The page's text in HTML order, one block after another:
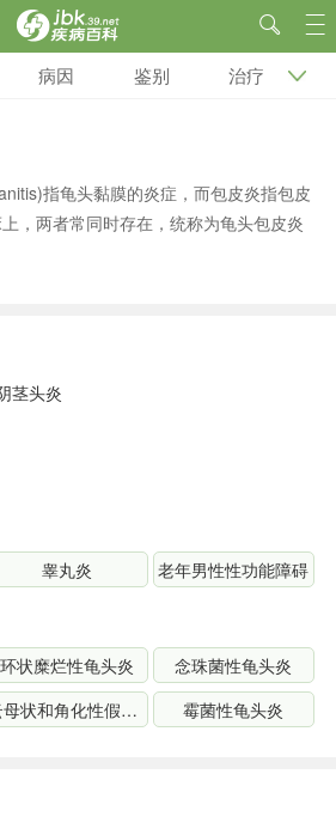
病因 鉴别 治疗
指龟头黏膜的炎症，而包皮炎指包皮
，两者常同时存在，统称为龟头包皮炎
茎头炎
睾丸炎 老年男性性功能障碍
环状糜烂性龟头炎
念珠菌性龟头炎
云母状和角化性假上皮瘤性龟头炎 霉菌性龟头炎